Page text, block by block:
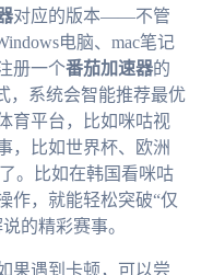
对应的版本——不管
电脑、mac笔记
册一个番茄加速器的
，系统会智能推荐最优
育平台，比如咪咕视
，比如世界杯、欧洲
。比如在韩国看咪咕
作，就能轻松突破“仅
的精彩赛事。
果遇到卡顿，可以尝